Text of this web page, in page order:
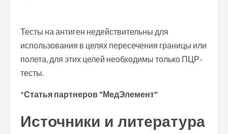
Тесты на антиген недействительны для
использования в целях пересечения границы или
полета, для этих целей необходимы только ПЦР-
тесты.
*Статья партнеров "МедЭлемент"
Источники и литература